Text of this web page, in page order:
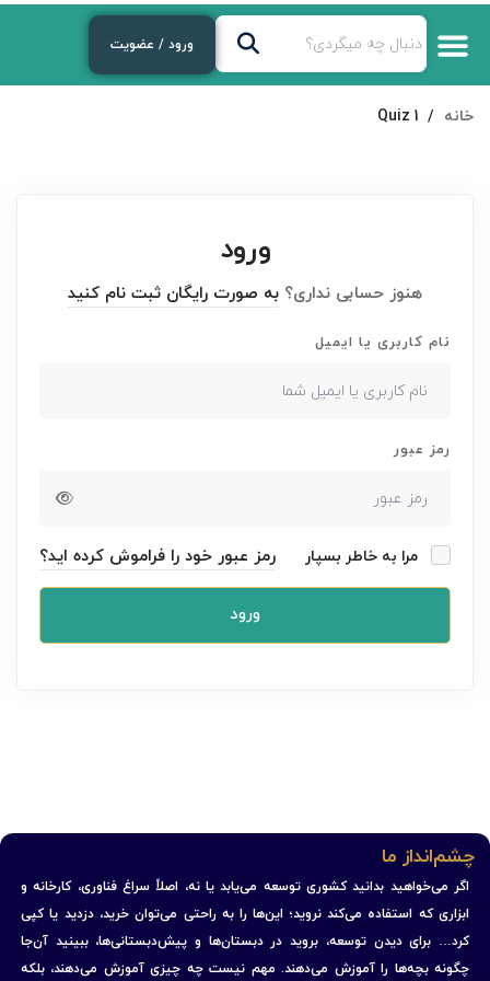
ورود / عضویت
خانه Quiz 1
ورود
هنوز حسابی نداری؟ به صورت رایگان ثبت نام کنید
نام کاربری یا ایمیل
رمز عبور
مرا به خاطر بسپار رمز عبور خود را فراموش کرده اید؟
ورود
چشم‌انداز ما
اگر می‌خواهید بدانید کشوری توسعه می‌یابد یا نه، اصلاً سراغ فناوری، کارخانه و
ابزاری که استفاده می‌کند نروید؛ این‌ها را به راحتی می‌توان خرید، دزدید یا کپی
کرد… برای دیدن توسعه، بروید در دبستان‌ها و پیش‌دبستانی‌ها، ببینید آن‌جا
چگونه بچه‌ها را آموزش می‌دهند. مهم نیست چه چیزی آموزش می‌دهند، بلکه